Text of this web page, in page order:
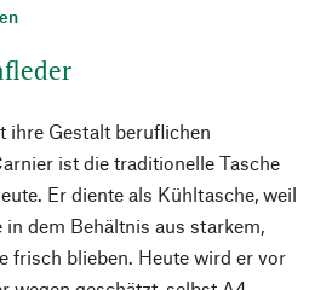
ihre Gestalt beruflichen
ist die traditionelle Tasche
Er diente als Kühltasche, weil
in dem Behältnis aus starkem,
frisch blieben. Heute wird er vor